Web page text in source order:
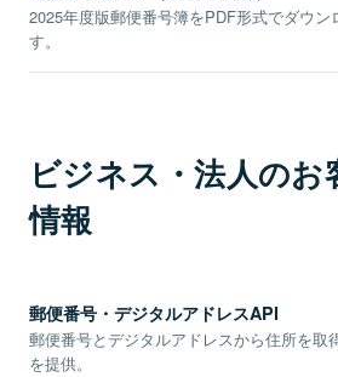
2025年度版郵便番号簿をPDF形式でダウン
す。
ビジネス・法人のお
情報
郵便番号・デジタルアドレスAPI
郵便番号とデジタルアドレスから住所を取
を提供。